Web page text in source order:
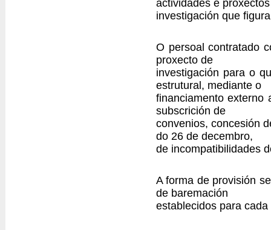
actividades e
investigación que
O persoal contratado
proxecto de
investigación para o
estrutural, mediante o
financiamento externo
subscrición de
convenios, concesión
do 26 de decembro,
de incompatibilidades
A forma de provisión
de baremación
establecidos para cada